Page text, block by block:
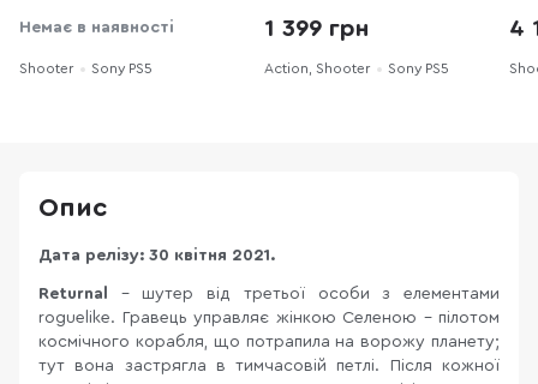
Немає в наявності
Shooter Sony PS5
1 399 грн
Action, Shooter Sony PS5
4
Опис
Дата релізу: 30 квітня 2021.
Returnal - шутер від третьої особи з елементами
roguelike. Гравець управляє жінкою Селеною - пілотом
космічного корабля, що потрапила на ворожу планету;
тут вона застрягла в тимчасовій петлі. Після кожної